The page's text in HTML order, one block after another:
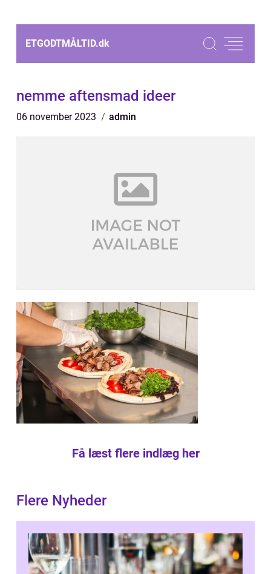
ETGODTMÅLTID.dk
nemme aftensmad ideer
06 november 2023 admin
Få læst flere indlæg her
Flere Nyheder